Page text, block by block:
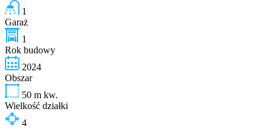
1
Garaż
1
Rok budowy
2024
Obszar
50 m kw.
Wielkość działki
4